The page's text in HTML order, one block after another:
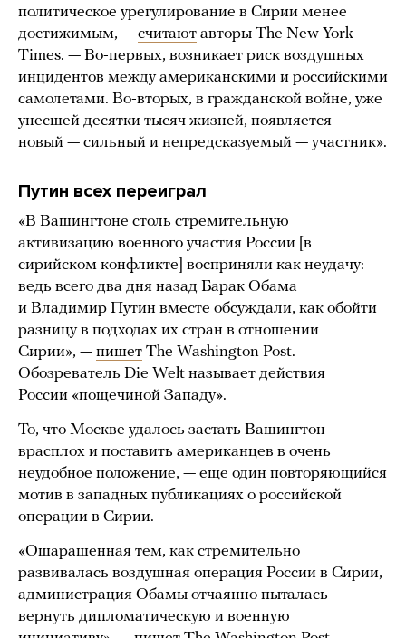
политическое урегулирование в Сирии менее
достижимым, — считают авторы The New York
Times. — Во-первых, возникает риск воздушных
инцидентов между американскими и российскими
самолетами. Во-вторых, в гражданской войне, уже
унесшей десятки тысяч жизней, появляется
новый — сильный и непредсказуемый — участник».
Путин всех переиграл
«В Вашингтоне столь стремительную
активизацию военного участия России [в
сирийском конфликте] восприняли как неудачу:
ведь всего два дня назад Барак Обама
и Владимир Путин вместе обсуждали, как обойти
разницу в подходах их стран в отношении
Сирии», — пишет The Washington Post.
Обозреватель Die Welt называет действия
России «пощечиной Западу».
То, что Москве удалось застать Вашингтон
врасплох и поставить американцев в очень
неудобное положение, — еще один повторяющийся
мотив в западных публикациях о российской
операции в Сирии.
«Ошарашенная тем, как стремительно
развивалась воздушная операция России в Сирии,
администрация Обамы отчаянно пыталась
вернуть дипломатическую и военную